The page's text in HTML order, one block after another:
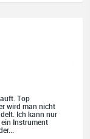
Top
wird man nicht
Ich kann nur
Instrument